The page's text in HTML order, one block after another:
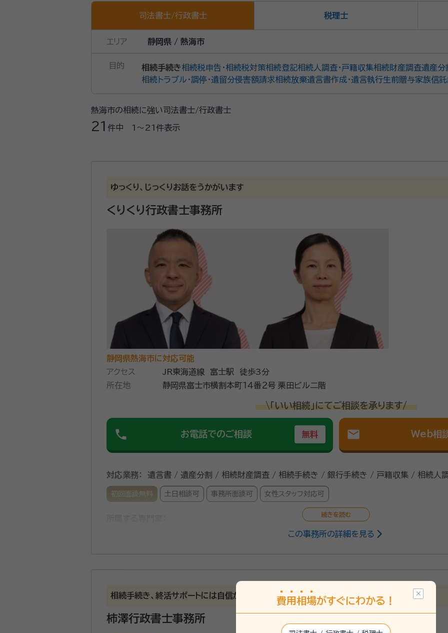
司法書士/行政書士 税理士
エリア 静岡県 / 熱海市
目的 相続手続き相続税申告・相続税対策相続登記相続人調査・戸籍収集相続財産調査遺産分
相続トラブル・調停・遺留分侵害額請求相続放棄遺言書作成・遺言執行生前贈与家族信託
熱海市の相続に強い司法書士/行政書士
21 件中 1〜21 件表示
ゆっくり、じっくりお話をうかがいます
くりくり行政書士事務所
静岡県熱海市に対応可能
アクセス
JR東海道線 富士駅 徒歩3分
所在地
静岡県富士市横割本町１４番２号 栗田ビル二階
\「いい相続」にてご相談を承ります/
phone お電話でのご相談 無料 mail Web相
対応業務： 遺言書 / 遺産分割 / 相続財産調査 / 相続手続き / 銀行手続き / 戸籍収集 / 相続人
初回面談無料 土日相談可 事務所面談可 女性スタッフ対応可
２０１５年から夫婦で行政書士事務所を運営しています。なにかひとつでも地域の皆さんのお役に
この事務所の詳細を見る
相続手続き、終活サポートには自信があります！ 迅速丁寧お任せください。
柿澤行政書士事務所
費用 相場がすぐにわかる！